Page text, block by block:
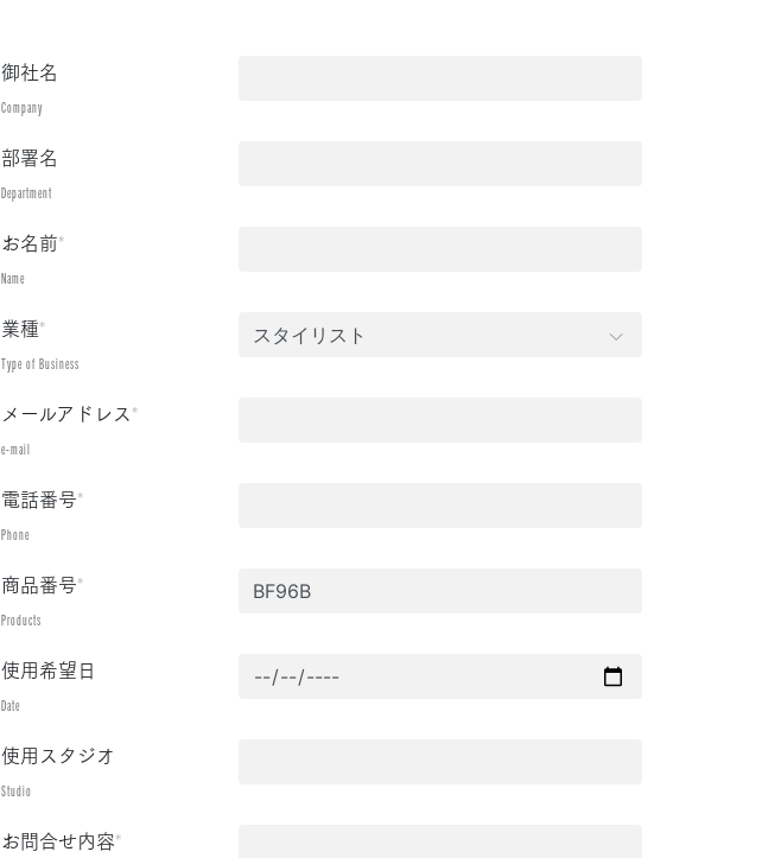
御社名
Company
部署名
Department
お名前*
Name
業種*
Type of Business
メールアドレス*
e-mail
電話番号*
Phone
商品番号*
Products
使用希望日
Date
使用スタジオ
Studio
お問合せ内容*